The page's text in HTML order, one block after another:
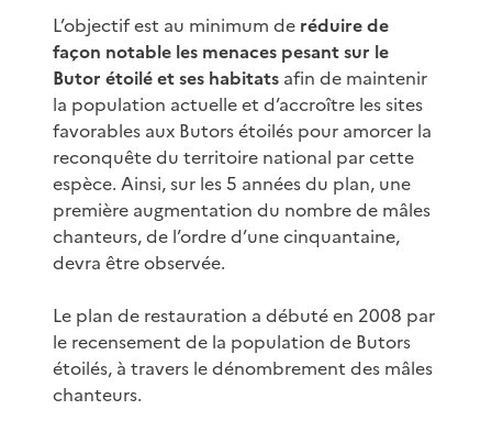
L’objectif est au minimum de réduire de
façon notable les menaces pesant sur le
Butor étoilé et ses habitats afin de maintenir
la population actuelle et d’accroître les sites
favorables aux Butors étoilés pour amorcer la
reconquête du territoire national par cette
espèce. Ainsi, sur les 5 années du plan, une
première augmentation du nombre de mâles
chanteurs, de l’ordre d’une cinquantaine,
devra être observée.
Le plan de restauration a débuté en 2008 par
le recensement de la population de Butors
étoilés, à travers le dénombrement des mâles
chanteurs.